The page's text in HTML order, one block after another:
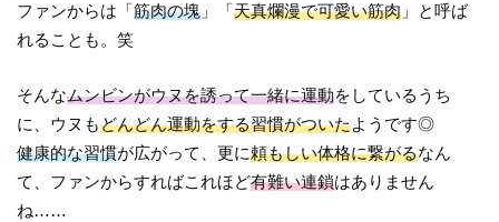
ファンからは「筋肉の塊 」「天真爛漫で可愛い筋肉 」と呼ば
れることも。笑
そんなムンビンがウヌを誘って一緒に運動をしているうち
に、ウヌもどんどん運動をする習慣がついたようです◎
健康的な習慣が広がって、更に頼もしい体格に繋がるなん
て、ファンからすればこれほど有難い連鎖はありません
ね……